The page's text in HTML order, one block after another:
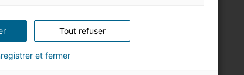
Tout refuser
et fermer